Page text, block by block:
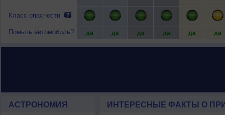
Класс опасности
Помыть автомобиль? да да да да да да
АСТРОНОМИЯ ИНТЕРЕСНЫЕ ФАКТЫ О